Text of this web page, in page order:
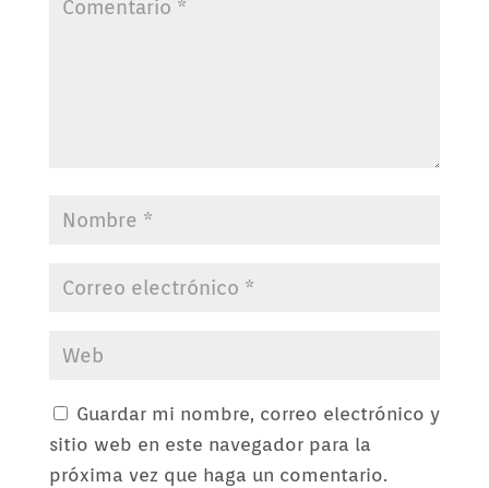
Guardar mi nombre, correo electrónico y
sitio web en este navegador para la
próxima vez que haga un comentario.